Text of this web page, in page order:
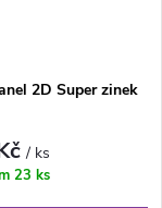
2D Super zinek
/ ks
23 ks